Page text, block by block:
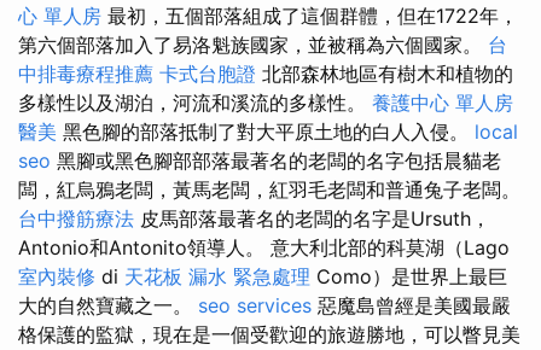
心 單人房 最初，五個部落組成了這個群體，但在1722年，
第六個部落加入了易洛魁族國家，並被稱為六個國家。 台
中排毒療程推薦 卡式台胞證 北部森林地區有樹木和植物的
多樣性以及湖泊，河流和溪流的多樣性。 養護中心 單人房
醫美 黑色腳的部落抵制了對大平原土地的白人入侵。 local
seo 黑腳或黑色腳部部落最著名的老闆的名字包括晨貓老
闆，紅烏鴉老闆，黃馬老闆，紅羽毛老闆和普通兔子老闆。
台中撥筋療法 皮馬部落最著名的老闆的名字是Ursuth，
Antonio和Antonito領導人。 意大利北部的科莫湖（Lago
室內裝修 di 天花板 漏水 緊急處理 Como）是世界上最巨
大的自然寶藏之一。 seo services 惡魔島曾經是美國最嚴
格保護的監獄，現在是一個受歡迎的旅遊勝地，可以瞥見美